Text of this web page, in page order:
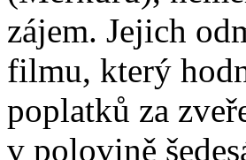
zájem. Jejich
filmu, který
poplatků za
v polovině